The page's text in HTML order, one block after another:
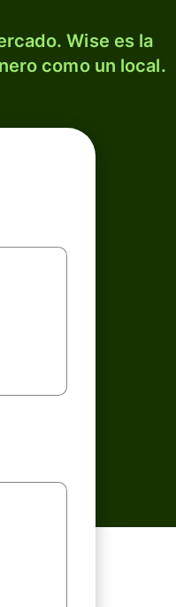
Wise es la
como un local.